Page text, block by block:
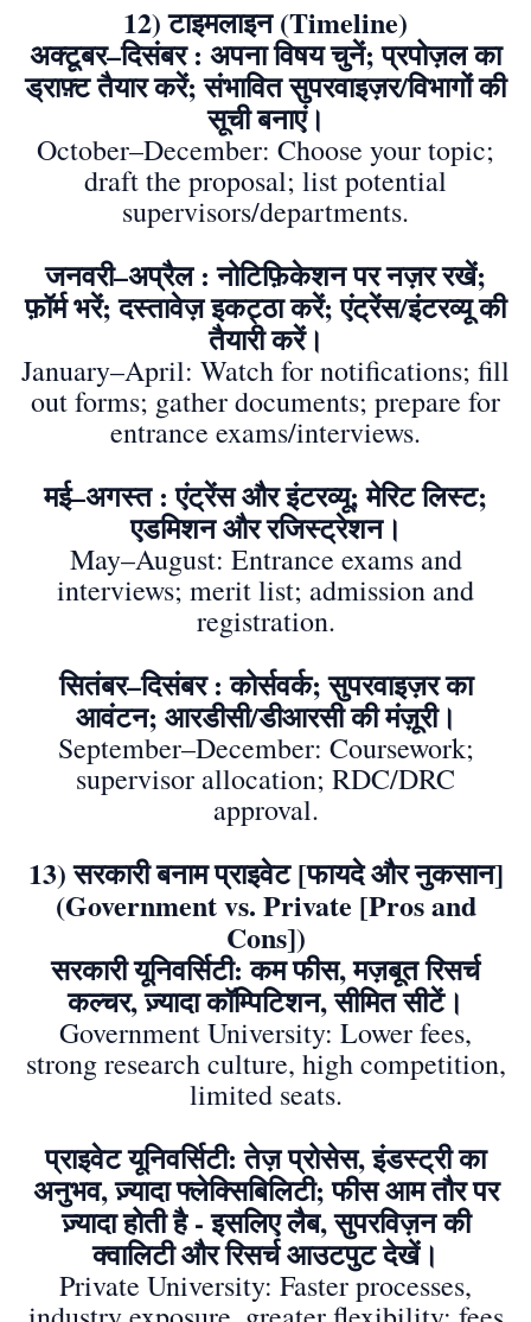
12) टाइमलाइन (Timeline)
अक्टूबर–दिसंबर : अपना विषय चुनें; प्रपोज़ल का
ड्राफ़्ट तैयार करें; संभावित सुपरवाइज़र/विभागों की
सूची बनाएं।
October–December: Choose your topic;
draft the proposal; list potential
supervisors/departments.
जनवरी–अप्रैल : नोटिफ़िकेशन पर नज़र रखें;
फ़ॉर्म भरें; दस्तावेज़ इकट्ठा करें; एंट्रेंस/इंटरव्यू की
तैयारी करें।
January–April: Watch for notifications; fill
out forms; gather documents; prepare for
entrance exams/interviews.
मई–अगस्त : एंट्रेंस और इंटरव्यू; मेरिट लिस्ट;
एडमिशन और रजिस्ट्रेशन।
May–August: Entrance exams and
interviews; merit list; admission and
registration.
सितंबर–दिसंबर : कोर्सवर्क; सुपरवाइज़र का
आवंटन; आरडीसी/डीआरसी की मंज़ूरी।
September–December: Coursework;
supervisor allocation; RDC/DRC
approval.
13) सरकारी बनाम प्राइवेट [फायदे और नुकसान]
(Government vs. Private [Pros and
Cons])
सरकारी यूनिवर्सिटी: कम फीस, मज़बूत रिसर्च
कल्चर, ज़्यादा कॉम्पिटिशन, सीमित सीटें।
Government University: Lower fees,
strong research culture, high competition,
limited seats.
प्राइवेट यूनिवर्सिटी: तेज़ प्रोसेस, इंडस्ट्री का
अनुभव, ज़्यादा फ्लेक्सिबिलिटी; फीस आम तौर पर
ज़्यादा होती है - इसलिए लैब, सुपरविज़न की
क्वालिटी और रिसर्च आउटपुट देखें।
Private University: Faster processes,